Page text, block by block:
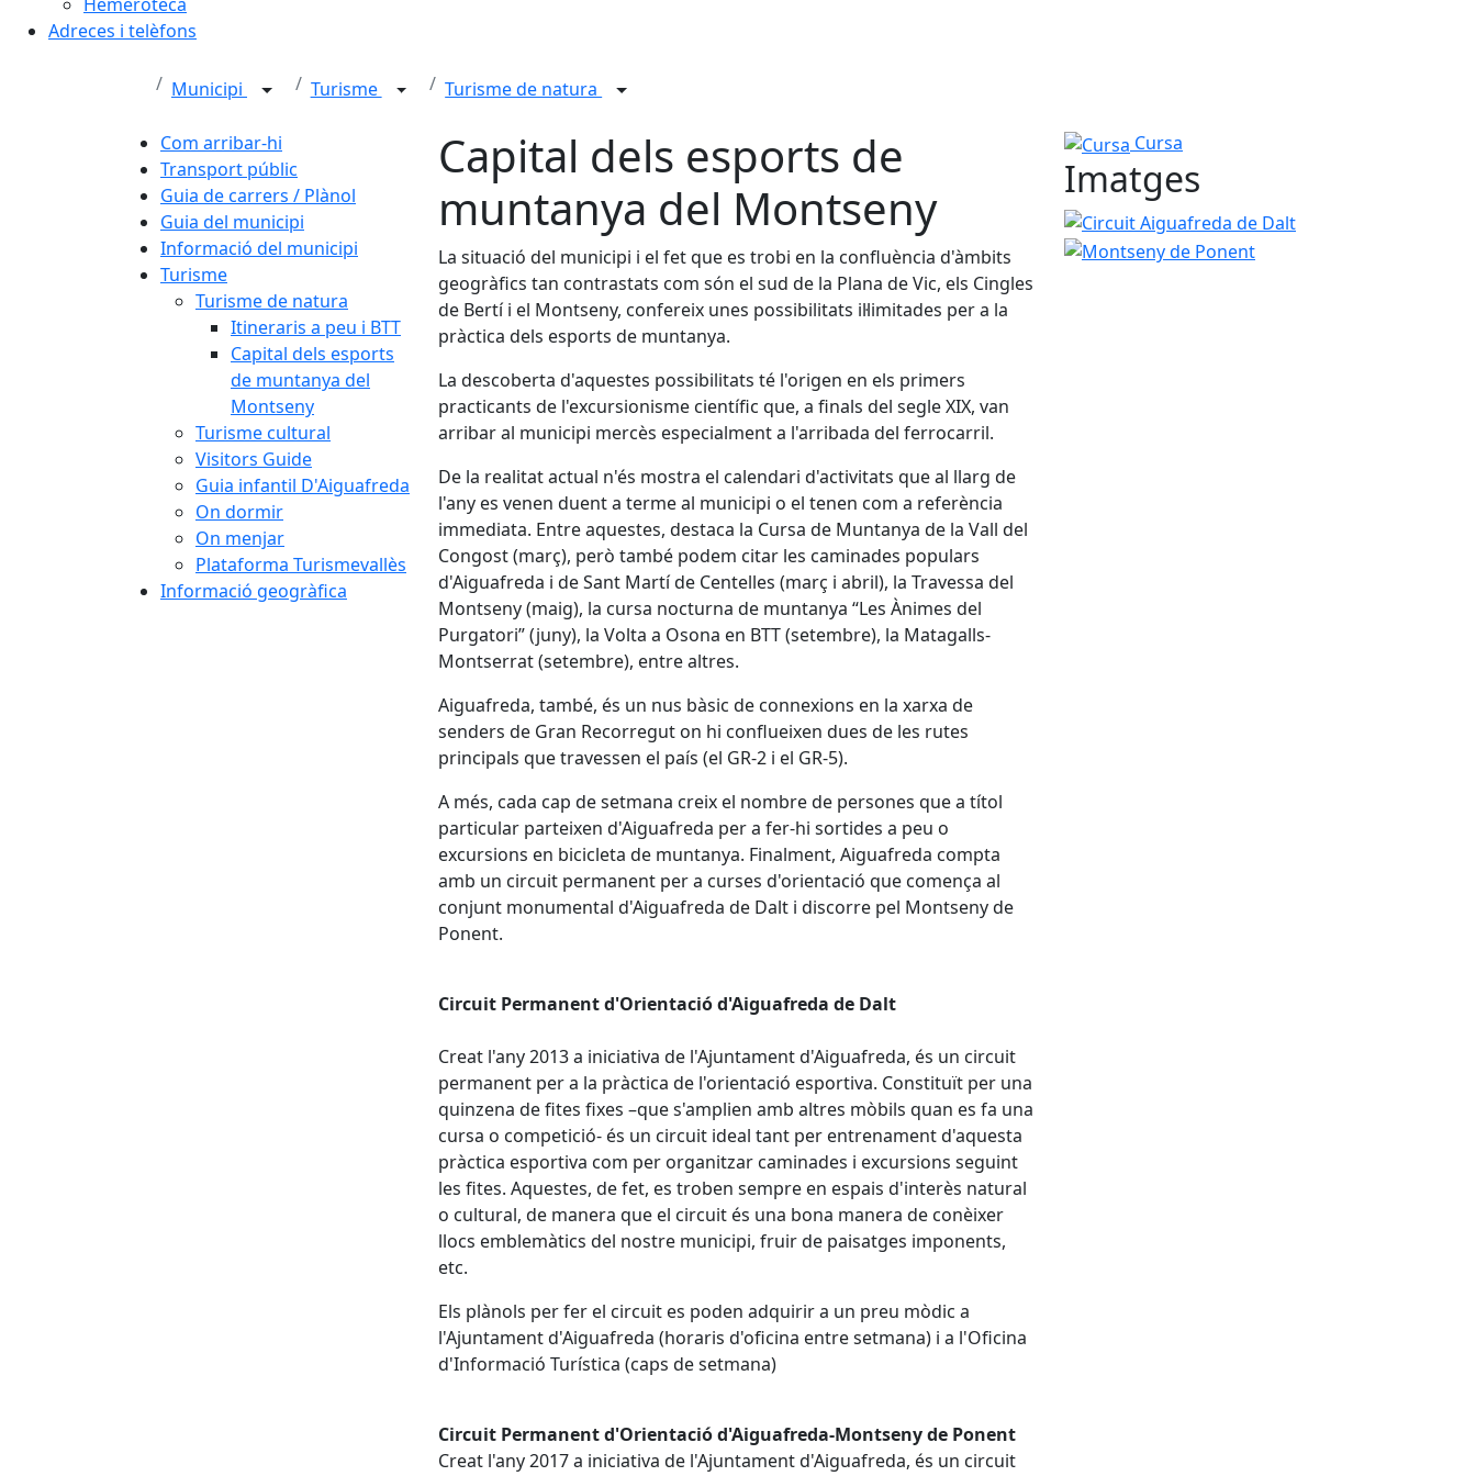
Adreces i telèfons
Municipi Turisme Turisme de natura
Com arribar-hi
Transport públic
Guia de carrers / Plànol
Guia del municipi
Informació del municipi
Turisme
Turisme de natura
Itineraris a peu i BTT
Capital dels esports
de muntanya del
Montseny
Turisme cultural
Visitors Guide
Guia infantil D'Aiguafreda
On dormir
On menjar
Plataforma Turismevallès
Informació geogràfica
Capital dels esports de
muntanya del Montseny
La situació del municipi i el fet que es trobi en la confluència d'àmbits
geogràfics tan contrastats com són el sud de la Plana de Vic, els Cingles
de Bertí i el Montseny, confereix unes possibilitats il·limitades per a la
pràctica dels esports de muntanya.
La descoberta d'aquestes possibilitats té l'origen en els primers
practicants de l'excursionisme científic que, a finals del segle XIX, van
arribar al municipi mercès especialment a l'arribada del ferrocarril.
De la realitat actual n'és mostra el calendari d'activitats que al llarg de
l'any es venen duent a terme al municipi o el tenen com a referència
immediata. Entre aquestes, destaca la Cursa de Muntanya de la Vall del
Congost (març), però també podem citar les caminades populars
d'Aiguafreda i de Sant Martí de Centelles (març i abril), la Travessa del
Montseny (maig), la cursa nocturna de muntanya “Les Ànimes del
Purgatori” (juny), la Volta a Osona en BTT (setembre), la Matagalls-
Montserrat (setembre), entre altres.
Aiguafreda, també, és un nus bàsic de connexions en la xarxa de
senders de Gran Recorregut on hi conflueixen dues de les rutes
principals que travessen el país (el GR-2 i el GR-5).
A més, cada cap de setmana creix el nombre de persones que a títol
particular parteixen d'Aiguafreda per a fer-hi sortides a peu o
excursions en bicicleta de muntanya. Finalment, Aiguafreda compta
amb un circuit permanent per a curses d'orientació que comença al
conjunt monumental d'Aiguafreda de Dalt i discorre pel Montseny de
Ponent.
Circuit Permanent d'Orientació d'Aiguafreda de Dalt
Creat l'any 2013 a iniciativa de l'Ajuntament d'Aiguafreda, és un circuit
permanent per a la pràctica de l'orientació esportiva. Constituït per una
quinzena de fites fixes –que s'amplien amb altres mòbils quan es fa una
cursa o competició- és un circuit ideal tant per entrenament d'aquesta
pràctica esportiva com per organitzar caminades i excursions seguint
les fites. Aquestes, de fet, es troben sempre en espais d'interès natural
o cultural, de manera que el circuit és una bona manera de conèixer
llocs emblemàtics del nostre municipi, fruir de paisatges imponents,
etc.
Els plànols per fer el circuit es poden adquirir a un preu mòdic a
l'Ajuntament d'Aiguafreda (horaris d'oficina entre setmana) i a l'Oficina
d'Informació Turística (caps de setmana)
Circuit Permanent d'Orientació d'Aiguafreda-Montseny de Ponent
Creat l'any 2017 a iniciativa de l'Ajuntament d'Aiguafreda, és un circuit
Cursa Cursa
Imatges
Circuit Aiguafreda de Dalt Montseny de Ponent